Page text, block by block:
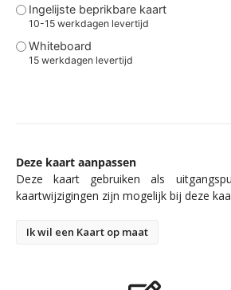
Ingelijste beprikbare kaart
10-15 werkdagen levertijd
Whiteboard
15 werkdagen levertijd
Deze kaart aanpassen
Deze kaart gebruiken als
kaartwijzigingen zijn mogelijk bij deze
Ik wil een Kaart op maat